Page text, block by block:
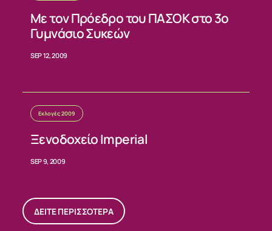
Με τον Πρόεδρο του ΠΑΣΟΚ στο 3ο
Γυμνάσιο Συκεών
SEP 12, 2009
Εκλογές 2009
Ξενοδοχείο Imperial
SEP 9, 2009
ΔΕΙΤΕ ΠΕΡΙΣΣΟΤΕΡΑ